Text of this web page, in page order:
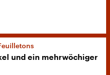
und ein mehrwöchiger